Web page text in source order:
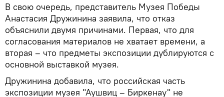
В свою очередь, представитель Музея Победы
Анастасия Дружинина заявила, что отказ
объяснили двумя причинами. Первая, что для
согласования материалов не хватает времени, а
вторая – что предметы экспозиции дублируются с
основной выставкой музея.
Дружинина добавила, что российская часть
экспозиции музея "Аушвиц – Биркенау" не